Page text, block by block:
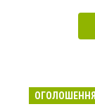
ОГОЛОШЕННЯ